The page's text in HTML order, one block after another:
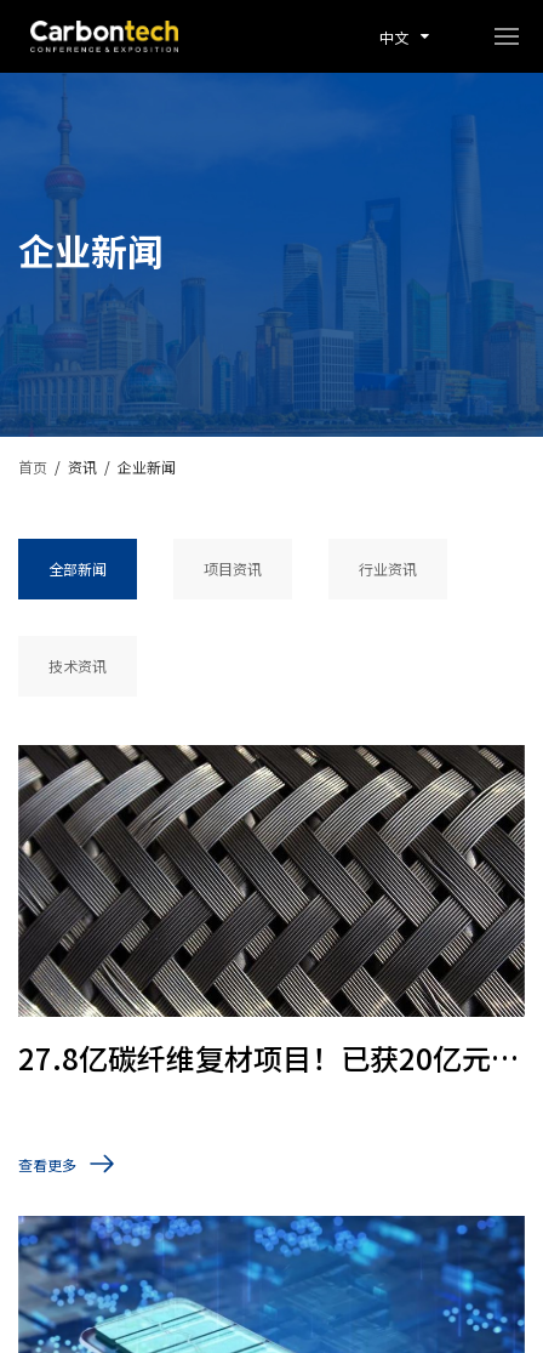
中文
企业新闻
首页 / 资讯 / 企业新闻
全部新闻 项目资讯 行业资讯
技术资讯
27.8亿碳纤维复材项目！已获20亿元意
查看更多